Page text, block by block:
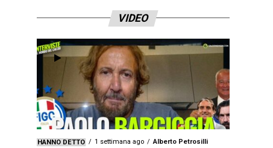
VIDEO
HANNO DETTO 1 settimana ago Alberto Petrosilli